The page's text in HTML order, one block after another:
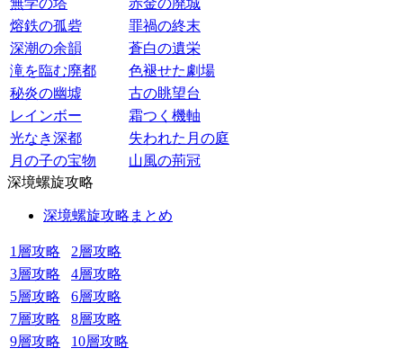
無学の塔
赤金の廃城
熔鉄の孤砦
罪禍の終末
深潮の余韻
蒼白の遺栄
滝を臨む廃都
色褪せた劇場
秘炎の幽墟
古の眺望台
レインボー
霜つく機軸
光なき深都
失われた月の庭
月の子の宝物
山風の荊冠
深境螺旋攻略
深境螺旋攻略まとめ
1層攻略
2層攻略
3層攻略
4層攻略
5層攻略
6層攻略
7層攻略
8層攻略
9層攻略
10層攻略